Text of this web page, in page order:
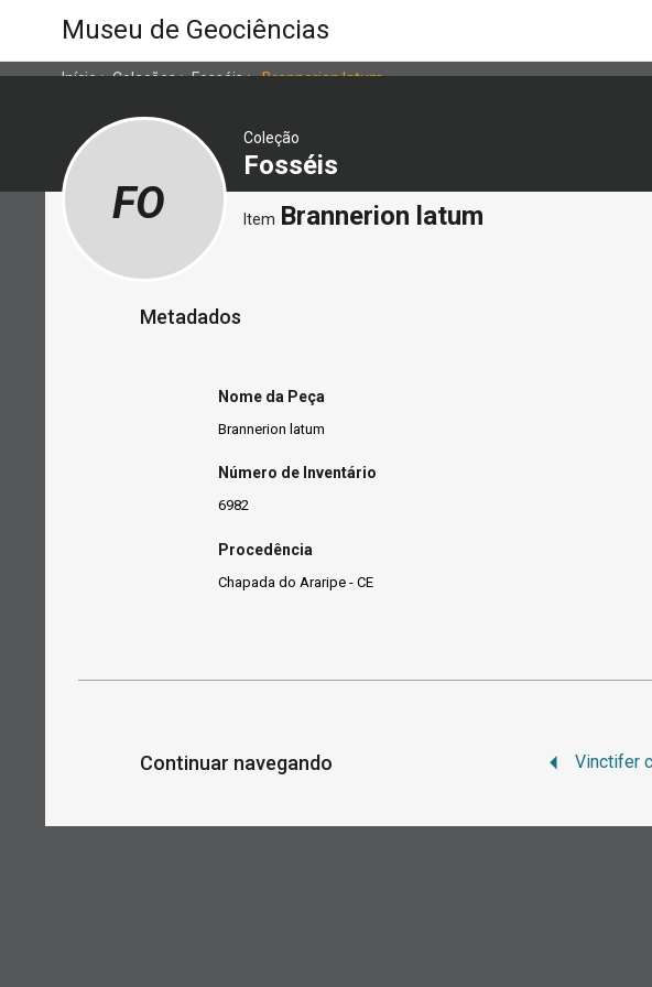
Museu de Geociências
Início>Coleções>Fosséis>Brannerion latum
Coleção
Fosséis
FO Item Brannerion latum
Metadados
Nome da Peça
Brannerion latum
Número de Inventário
6982
Procedência
Chapada do Araripe - CE
Continuar navegando Vinctifer